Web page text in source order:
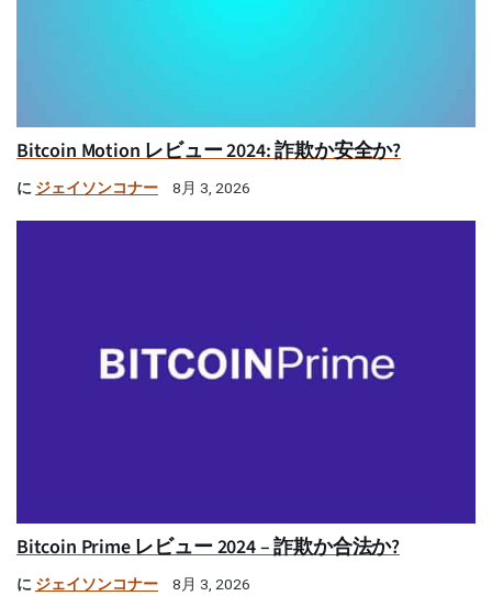
Bitcoin Motion レビュー 2024: 詐欺か安全か?
に ジェイソンコナー 8月 3, 2026
Bitcoin Prime レビュー 2024 – 詐欺か合法か?
に ジェイソンコナー 8月 3, 2026